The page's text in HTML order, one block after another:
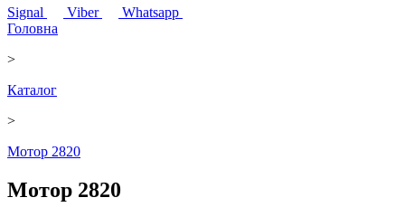
Signal Viber
Whatsapp
Головна
>
Каталог
>
Мотор 2820
Мотор 2820